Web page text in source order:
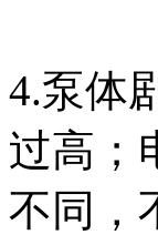
4.泵体
过高；
不同，